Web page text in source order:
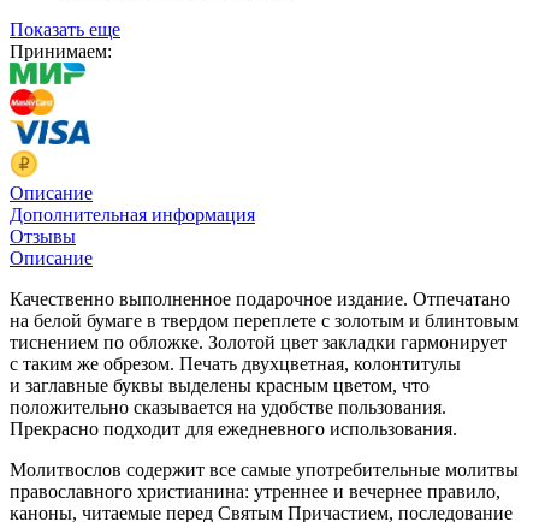
Показать еще
Принимаем:
Описание
Дополнительная информация
Отзывы
Описание
Качественно выполненное подарочное издание. Отпечатано
на белой бумаге в твердом переплете с золотым и блинтовым
тиснением по обложке. Золотой цвет закладки гармонирует
с таким же обрезом. Печать двухцветная, колонтитулы
и заглавные буквы выделены красным цветом, что
положительно сказывается на удобстве пользования.
Прекрасно подходит для ежедневного использования.
Молитвослов содержит все самые употребительные молитвы
православного христианина: утреннее и вечернее правило,
каноны, читаемые перед Святым Причастием, последование